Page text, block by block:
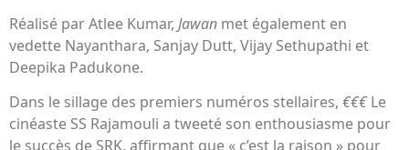
Réalisé par Atlee Kumar, Jawan met également en
vedette Nayanthara, Sanjay Dutt, Vijay Sethupathi et
Deepika Padukone.
Dans le sillage des premiers numéros stellaires, €€€Le
cinéaste SS Rajamouli a tweeté son enthousiasme pour
le succès de SRK, affirmant que « c’est la raison » pour